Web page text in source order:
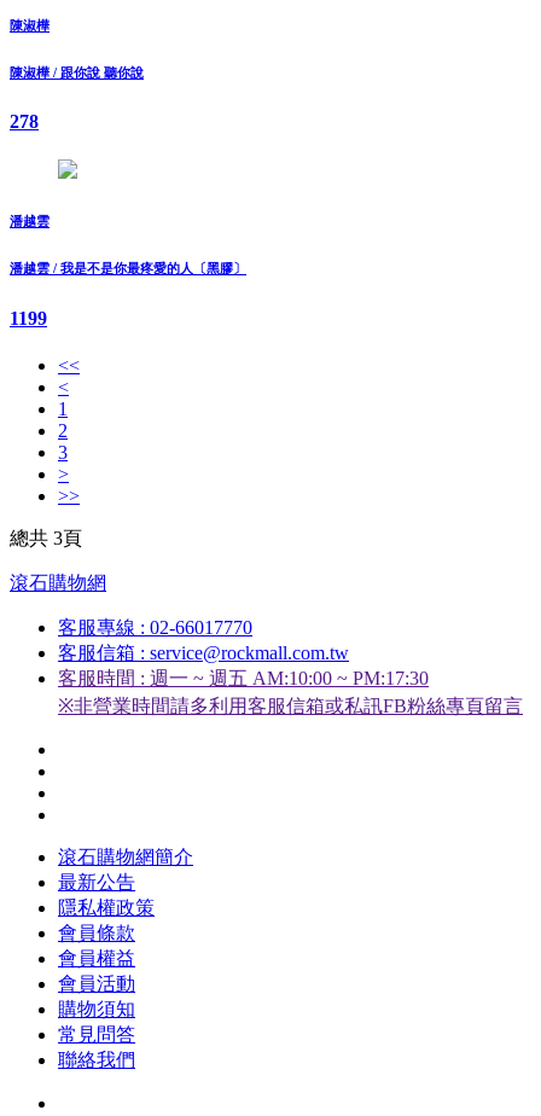
陳淑樺
陳淑樺 / 跟你說 聽你說
278
潘越雲
潘越雲 / 我是不是你最疼愛的人〔黑膠〕
1199
<<
<
1
2
3
>
>>
總共 3頁
滾石購物網
客服專線 : 02-66017770
客服信箱 : service@rockmall.com.tw
客服時間 : 週一 ~ 週五 AM:10:00 ~ PM:17:30
※非營業時間請多利用客服信箱或私訊FB粉絲專頁留言
滾石購物網簡介
最新公告
隱私權政策
會員條款
會員權益
會員活動
購物須知
常見問答
聯絡我們